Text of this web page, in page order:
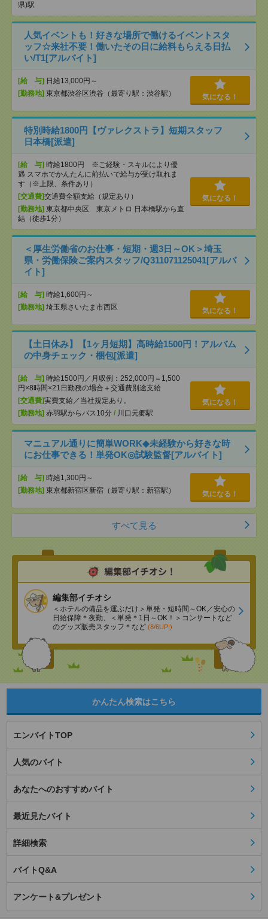
県)駅
人気イベントも！好きな場所で働けるイベントスタ
ッフ☆来社不要！働いたその日に給料もらえる日払
い/T1[アルバイト]
[給 与] 日給13,000円～
[勤務地] 東京都渋谷区渋谷（最寄り駅：渋谷駅） 気になる！
特別時給1800円【ヴァレクストラ】短期スタッフ
日本橋[派遣]
[給 与] 時給1800円 ※ご経験・スキルにより優
遇 スマホでかんたんに前払いで給与が受け取れま
す（※上限、条件あり）
[交通費]交通費全額支給（規定あり）
[勤務地] 東京都中央区 東京メトロ 日本橋駅から直
結（徒歩1分）
気になる！
＜厚生労働省のお仕事・短期・週3日～OK＞埼玉
県・労働保険ご案内スタッフ/Q311071125041[アルバ
イト]
[給 与] 時給1,600円～
[勤務地] 埼玉県さいたま市西区 気になる！
【土日休み】【1ヶ月短期】高時給1500円！アルバム
の中身チェック・梱包[派遣]
[給 与] 時給1500円／月収例：252,000円＝1,500
円×8時間×21日勤務の場合＋交通費別途支給
[交通費]実費支給／当社規定あり。
[勤務地] 赤羽駅からバス10分 / 川口元郷駅
気になる！
マニュアル通りに簡単WORK◆未経験から好きな時
にお仕事できる！単発OK◎試験監督[アルバイト]
[給 与] 時給1,300円～
[勤務地] 東京都新宿区新宿（最寄り駅：新宿駅） 気になる！
すべて見る
編集部イチオシ
＜ホテルの備品を運ぶだけ＞単発・短時間～OK／安心の
日給保障＊夜勤、＜単発＊1日～OK！＞コンサートなど
のグッズ販売スタッフ＊など (8/6UP!)
かんたん検索はこちら
エンバイトTOP
人気のバイト
あなたへのおすすめバイト
最近見たバイト
詳細検索
バイトQ&A
アンケート&プレゼント